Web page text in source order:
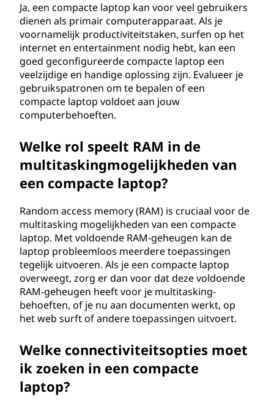
Ja, een compacte laptop kan voor veel gebruikers
dienen als primair computerapparaat. Als je
voornamelijk productiviteitstaken, surfen op het
internet en entertainment nodig hebt, kan een
goed geconfigureerde compacte laptop een
veelzijdige en handige oplossing zijn. Evalueer je
gebruikspatronen om te bepalen of een
compacte laptop voldoet aan jouw
computerbehoeften.
Welke rol speelt RAM in de
multitaskingmogelijkheden van
een compacte laptop?
Random access memory (RAM) is cruciaal voor de
multitasking mogelijkheden van een compacte
laptop. Met voldoende RAM-geheugen kan de
laptop probleemloos meerdere toepassingen
tegelijk uitvoeren. Als je een compacte laptop
overweegt, zorg er dan voor dat deze voldoende
RAM-geheugen heeft voor je multitasking-
behoeften, of je nu aan documenten werkt, op
het web surft of andere toepassingen uitvoert.
Welke connectiviteitsopties moet
ik zoeken in een compacte
laptop?